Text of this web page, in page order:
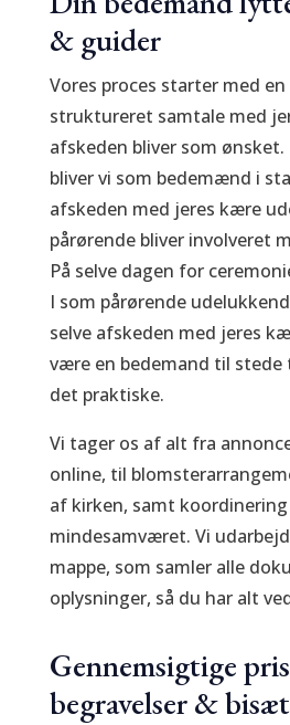
& guider
Vores proces starter med
struktureret samtale med
afskeden bliver som ønsket.
bliver vi som bedemænd i
afskeden med jeres kære
pårørende bliver involveret
På selve dagen for
I som pårørende
selve afskeden med jeres
være en bedemand til
det praktiske.
Vi tager os af alt fra
online, til
af kirken, samt
mindesamværet. Vi
mappe, som samler alle
oplysninger, så du har alt
Gennemsigtige
begravelser &